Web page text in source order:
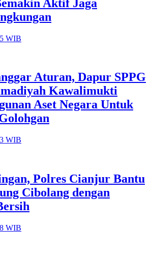
Aktif Jaga
WIB
Aturan, Dapur SPPG
Kawalimukti
Aset Negara Untuk
WIB
Polres Cianjur Bantu
Cibolang dengan
WIB